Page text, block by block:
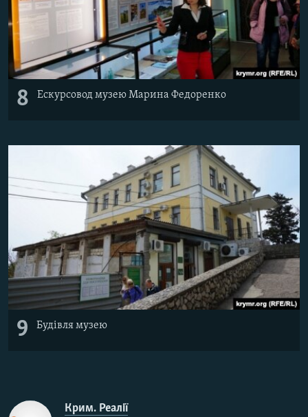
8 Ескурсовод музею Марина Федоренко
9 Будівля музею
Крим. Реалії